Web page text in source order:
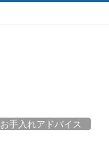
お手入れアドバイス